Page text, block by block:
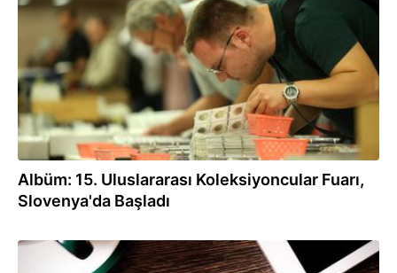
Albüm: 15. Uluslararası Koleksiyoncular Fuarı,
Slovenya'da Başladı
20.09.2023